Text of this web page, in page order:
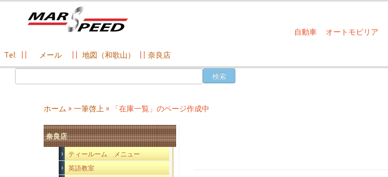
自動車 オートモビリア
Tel: メール 地図（和歌山） 奈良店
索:
ホーム » 一筆啓上» 「在庫一覧」のページ作成中
奈良店
ティールーム メニュー
英語教室